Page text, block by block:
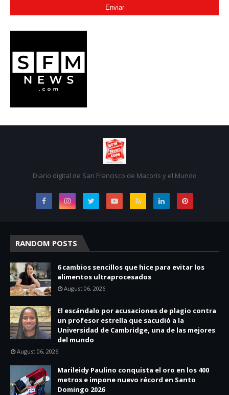
Diario digital de San Francisco de Macoris y el Mundo
RANDOM POSTS
6 cambios sencillos que hice para evitar los
alimentos ultraprocesados
August 06, 2026
El escándalo por acusaciones de plagio contra
un profesor estrella que sacudió a la
Universidad de Cambridge, una de las mejores
del mundo
August 06, 2026
Marileidy Paulino conquista el oro en los 400
metros e impone nuevo récord en Santo
Domingo 2026